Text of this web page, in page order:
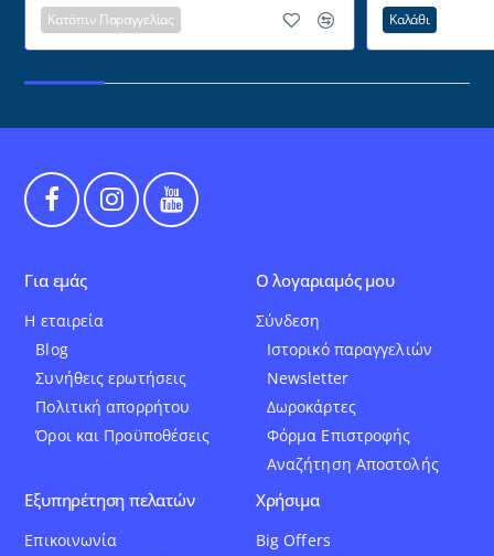
Κατόπιν Παραγγελίας Καλάθι
Για εμάς
Η εταιρεία
Blog
Συνήθεις ερωτήσεις
Πολιτική απορρήτου
Όροι και Προϋποθέσεις
Ο λογαριαμός μου
Σύνδεση
Ιστορικό παραγγελιών
Newsletter
Δωροκάρτες
Φόρμα Επιστροφής
Αναζήτηση Αποστολής
Εξυπηρέτηση πελατών
Επικοινωνία
Χρήσιμα
Big Offers